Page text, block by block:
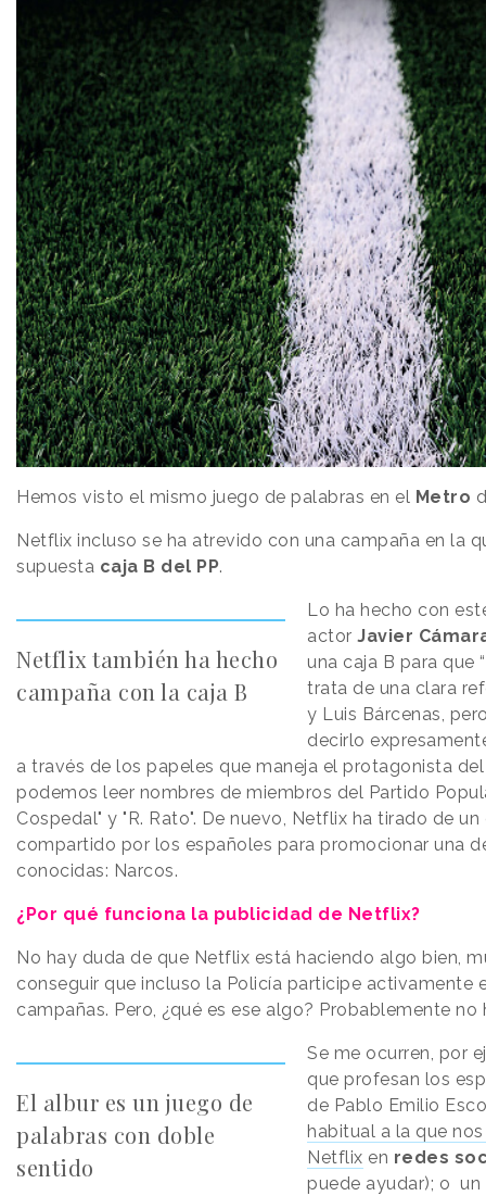
Hemos visto el mismo juego de palabras en el Metro
Netflix incluso se ha atrevido con una campaña en la
supuesta caja B del PP.
Netflix también ha hecho
campaña con la caja B
Lo ha hecho con
actor Javier
una caja B para que
trata de una clara
y Luis Bárcenas,
decirlo
a través de los papeles que maneja el protagonista
podemos leer nombres de miembros del Partido
Cospedal" y "R. Rato". De nuevo, Netflix ha tirado de
compartido por los españoles para promocionar una
conocidas: Narcos.
¿Por qué funciona la publicidad de Netflix?
No hay duda de que Netflix está haciendo algo bien,
conseguir que incluso la Policía participe activamente
campañas. Pero, ¿qué es ese algo? Probablemente
El albur es un juego de
palabras con doble
sentido
Se me ocurren, por
que profesan los
de Pablo Emilio
habitual a la que
Netflix en redes
puede ayudar); o